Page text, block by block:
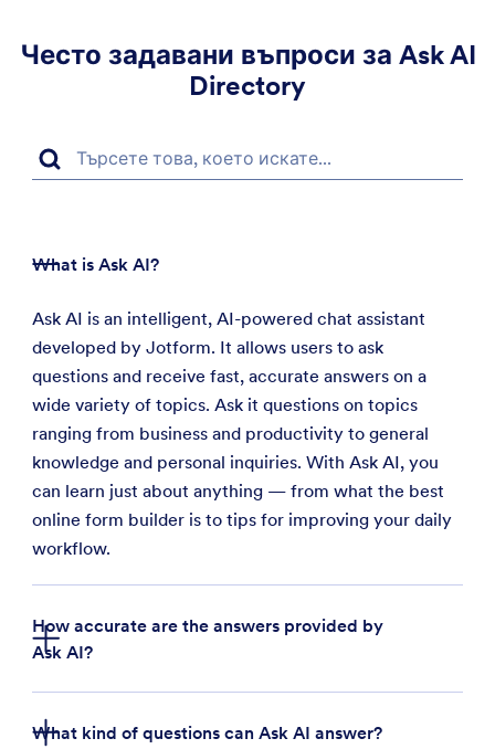
Често задавани въпроси за Ask AI
Directory
What is Ask AI?
Ask AI is an intelligent, AI-powered chat assistant
developed by Jotform. It allows users to ask
questions and receive fast, accurate answers on a
wide variety of topics. Ask it questions on topics
ranging from business and productivity to general
knowledge and personal inquiries. With Ask AI, you
can learn just about anything — from what the best
online form builder is to tips for improving your daily
workflow.
How accurate are the answers provided by
Ask AI?
What kind of questions can Ask AI answer?